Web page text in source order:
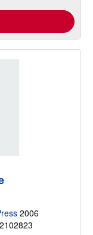
2006